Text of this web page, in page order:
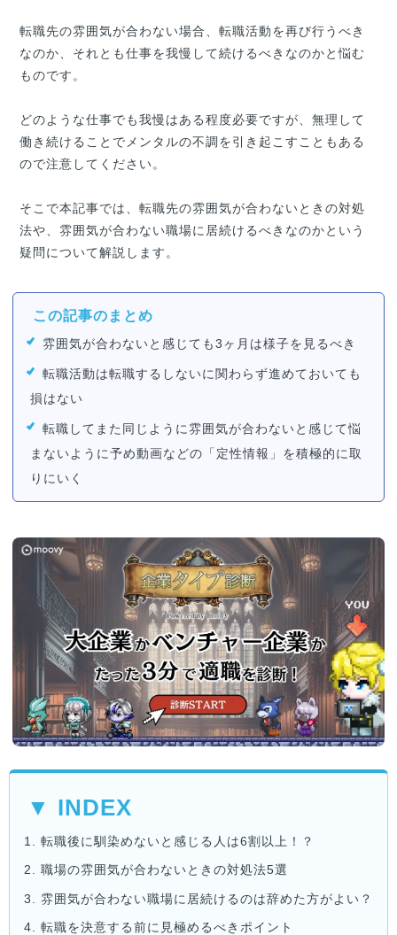
転職先の雰囲気が合わない場合、転職活動を再び行うべき
なのか、それとも仕事を我慢して続けるべきなのかと悩む
ものです。
どのような仕事でも我慢はある程度必要ですが、無理して
働き続けることでメンタルの不調を引き起こすこともある
ので注意してください。
そこで本記事では、転職先の雰囲気が合わないときの対処
法や、雰囲気が合わない職場に居続けるべきなのかという
疑問について解説します。
この記事のまとめ
雰囲気が合わないと感じても3ヶ月は様子を見るべき
転職活動は転職するしないに関わらず進めておいても
損はない
転職してまた同じように雰囲気が合わないと感じて悩
まないように予め動画などの「定性情報」を積極的に取
りにいく
▼ INDEX
1. 転職後に馴染めないと感じる人は6割以上！？
2. 職場の雰囲気が合わないときの対処法5選
3. 雰囲気が合わない職場に居続けるのは辞めた方がよい？
4. 転職を決意する前に見極めるべきポイント